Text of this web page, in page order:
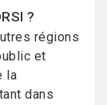
?
régions
et
la
dans